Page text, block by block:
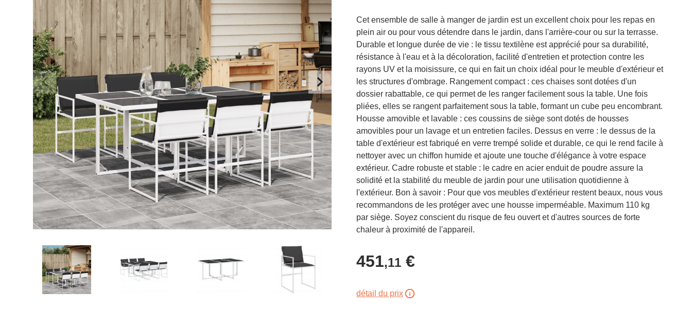
Cet ensemble de salle à manger de jardin est un excellent choix pour les repas en
plein air ou pour vous détendre dans le jardin, dans l'arrière-cour ou sur la terrasse.
Durable et longue durée de vie : le tissu textilène est apprécié pour sa durabilité,
résistance à l'eau et à la décoloration, facilité d'entretien et protection contre les
rayons UV et la moisissure, ce qui en fait un choix idéal pour le meuble d'extérieur et
les structures d'ombrage. Rangement compact : ces chaises sont dotées d'un
dossier rabattable, ce qui permet de les ranger facilement sous la table. Une fois
pliées, elles se rangent parfaitement sous la table, formant un cube peu encombrant.
Housse amovible et lavable : ces coussins de siège sont dotés de housses
amovibles pour un lavage et un entretien faciles. Dessus en verre : le dessus de la
table d'extérieur est fabriqué en verre trempé solide et durable, ce qui le rend facile à
nettoyer avec un chiffon humide et ajoute une touche d'élégance à votre espace
extérieur. Cadre robuste et stable : le cadre en acier enduit de poudre assure la
solidité et la stabilité du meuble de jardin pour une utilisation quotidienne à
l'extérieur. Bon à savoir : Pour que vos meubles d'extérieur restent beaux, nous vous
recommandons de les protéger avec une housse imperméable. Maximum 110 kg
par siège. Soyez conscient du risque de feu ouvert et d'autres sources de forte
chaleur à proximité de l'appareil.
451,11 €
détail du prix